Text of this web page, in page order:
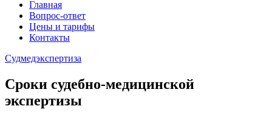
Главная
Вопрос-ответ
Цены и тарифы
Контакты
Судмедэкспертиза
Сроки судебно-медицинской
экспертизы